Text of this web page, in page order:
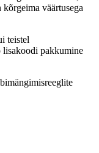
väärtusega
teistel
lisakoodi pakkumine